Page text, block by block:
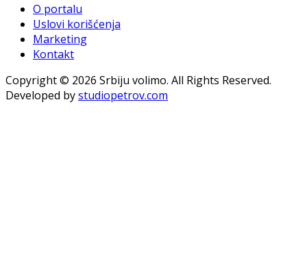
O portalu
Uslovi korišćenja
Marketing
Kontakt
Copyright © 2026 Srbiju volimo. All Rights Reserved.
Developed bystudiopetrov.com